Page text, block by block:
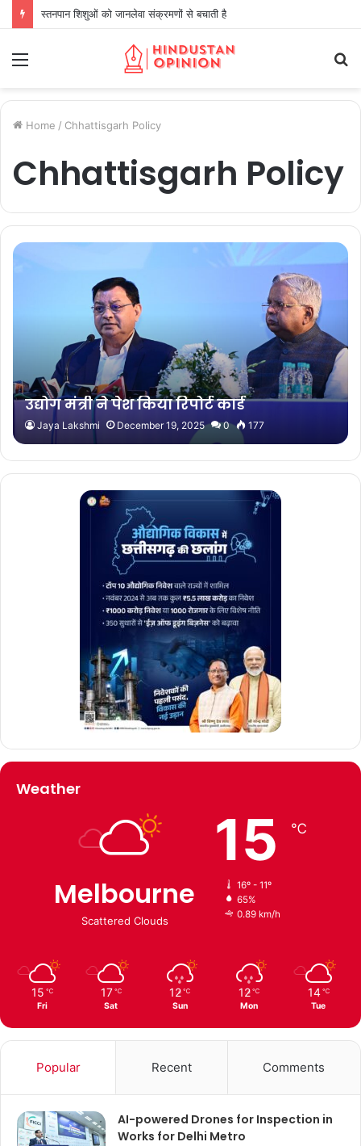
स्तनपान शिशुओं को जानलेवा संक्रमणों से बचाती है
Home / Chhattisgarh Policy
Chhattisgarh Policy
उद्योग मंत्री ने पेश किया रिपोर्ट कार्ड
Jaya Lakshmi December 19, 2025 0 177
Weather
Melbourne
Scattered Clouds
15 ℃
16º - 11º
65%
0.89 km/h
15 ℃
Fri
17 ℃
Sat
12 ℃
Sun
12 ℃
Mon
14 ℃
Tue
Popular Recent Comments
AI-powered Drones for Inspection in
Works for Delhi Metro